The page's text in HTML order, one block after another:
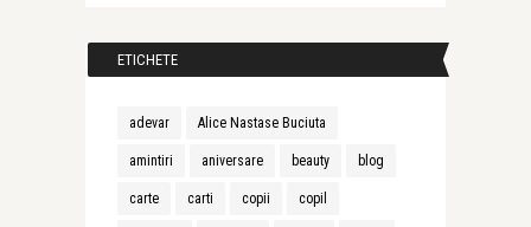
ETICHETE
adevar Alice Nastase Buciuta
amintiri aniversare beauty blog
carte carti copii copil